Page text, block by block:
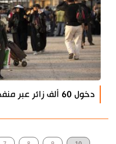
دخول 60 ألف زائر عبر منفذ شلمجة الى العراق